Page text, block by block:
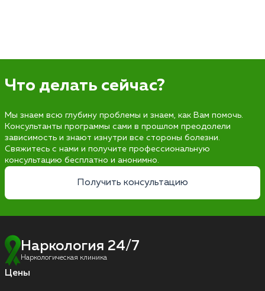
Что делать сейчас?
Мы знаем всю глубину проблемы и знаем, как Вам помочь.
Консультанты программы сами в прошлом преодолели
зависимость и знают изнутри все стороны болезни.
Свяжитесь с нами и получите профессиональную
консультацию бесплатно и анонимно.
Получить консультацию
Наркология 24/7
Наркологическая клиника
Цены